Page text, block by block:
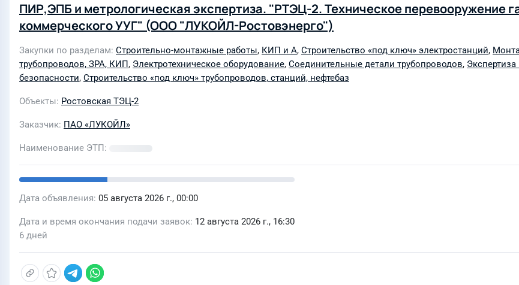
ПИР,ЭПБ и метрологическая экспертиза. "РТЭЦ-2. Техническое перевооружение
коммерческого УУГ" (ООО "ЛУКОЙЛ-Ростовэнерго")
Закупки по разделам Строительно-монтажные работы, КИП и А, Строительство «под ключ» электростанций,
трубопроводов, ЗРА, КИП, Электротехническое оборудование, Соединительные детали трубопроводов,
безопасности, Строительство «под ключ» трубопроводов, станций, нефтебаз
Объекты Ростовская ТЭЦ-2
Заказчик ПАО «ЛУКОЙЛ»
Наименование ЭТП
Дата объявления 05 августа 2026 г., 00:00
Дата и время окончания подачи заявок 12 августа 2026 г., 16:30
6 дней